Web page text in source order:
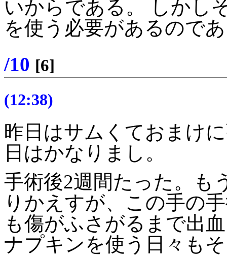
いからである。 しかし
を使う必要があるので
/10 [6]
(12:38)
昨日はサムくておまけ
日はかなりまし。
手術後2週間たった。も
りかえすが、この手の
も傷がふさがるまで出
ナプキンを使う日々も